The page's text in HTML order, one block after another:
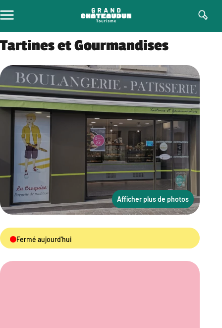
au
contenu
Tartines et Gourmandises
Afficher plus de photos
Fermé aujourd'hui